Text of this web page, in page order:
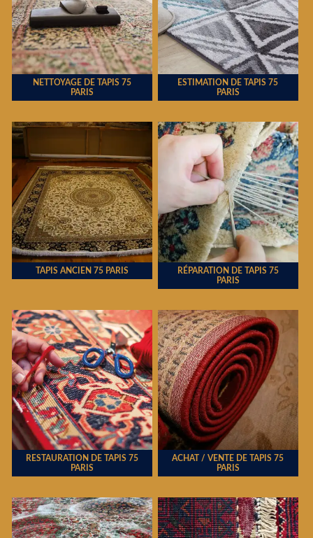
NETTOYAGE DE TAPIS 75
PARIS
ESTIMATION DE TAPIS 75
PARIS
TAPIS ANCIEN 75 PARIS
RÉPARATION DE TAPIS 75
PARIS
RESTAURATION DE TAPIS 75
PARIS
ACHAT / VENTE DE TAPIS 75
PARIS